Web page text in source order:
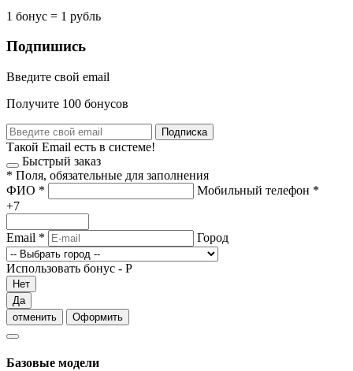
1 бонус = 1 рубль
Подпишись
Введите свой email
Получите 100 бонусов
Подписка
Такой Email есть в системе!
Быстрый заказ
* Поля, обязательные для заполнения
ФИО * Мобильный телефон *
+7
Email * Город
Использовать бонус - Р
Нет
Да
отменить
Оформить
Базовые модели